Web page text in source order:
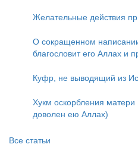
Желательные действия
О сокращенном
благословит его Аллах и
Куфр, не выводящий из
Хукм оскорбления
доволен ею Аллах)
Все статьи